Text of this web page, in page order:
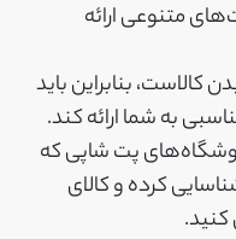
متنوعی ارائه
کالاست، بنابراین باید
به شما ارائه کند.
پت شاپی که
کرده و کالای
کنید.